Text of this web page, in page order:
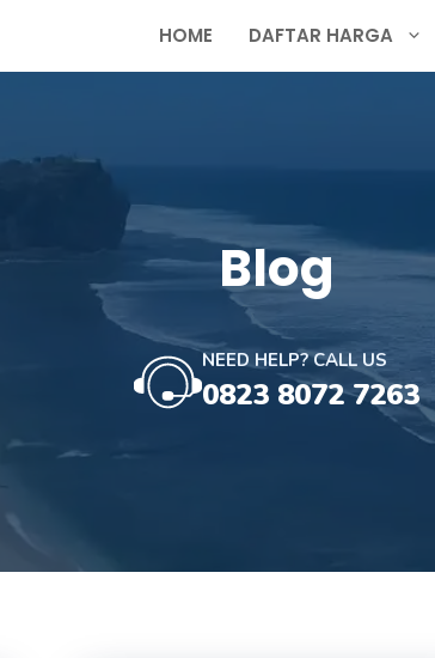
HOME DAFTAR HARGA
Blog
NEED HELP? CALL US
0823 8072 7263